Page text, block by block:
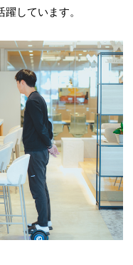
しています。